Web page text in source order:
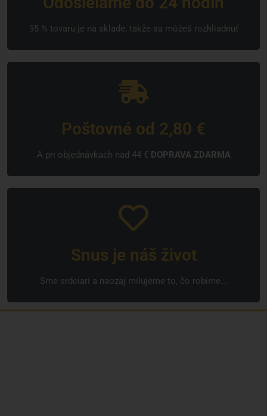
95 % tovaru je na sklade, takže sa môžeš rozhliadnuť
Poštovné od 2,80 €
A pri objednávkach nad 44 € DOPRAVA ZDARMA
Snus je náš život
Sme srdciari a naozaj milujeme to, čo robíme...